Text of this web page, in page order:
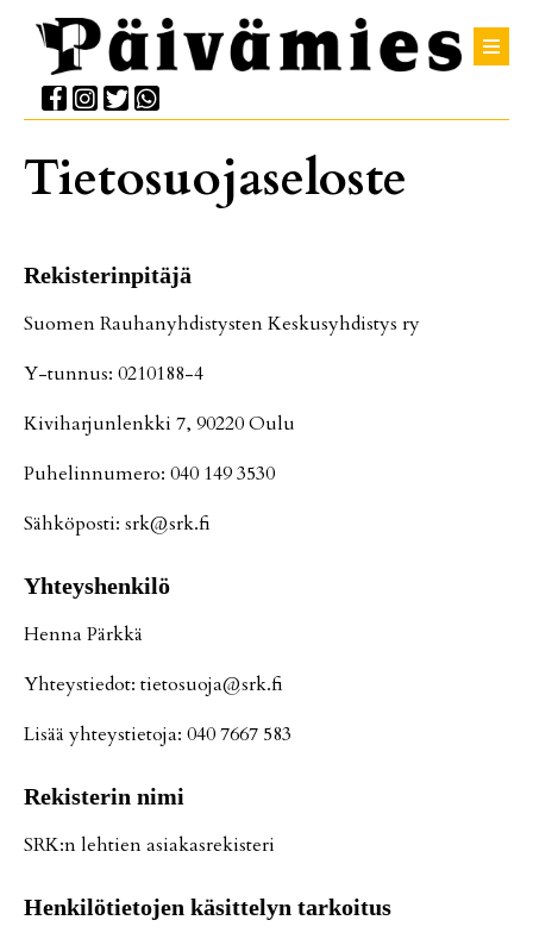
Tietosuojaseloste
Re­kis­te­rin­pi­tä­jä
Suo­men Rau­ha­nyh­dis­tys­ten Kes­ku­syh­dis­tys ry
Y-tun­nus: 0210188-4
Ki­vi­har­jun­lenk­ki 7, 90220 Ou­lu
Pu­he­lin­nu­me­ro: 040 149 3530
Säh­kö­pos­ti: srk@srk.fi
Yh­teys­hen­ki­lö
Hen­na Pärk­kä
Yh­teys­tie­dot: tie­to­suo­ja@srk.fi
Li­sää yh­teys­tie­to­ja: 040 7667 583
Re­kis­te­rin nimi
SRK:n leh­tien asi­a­kas­re­kis­te­ri
Hen­ki­lö­tie­to­jen kä­sit­te­lyn tar­koi­tus